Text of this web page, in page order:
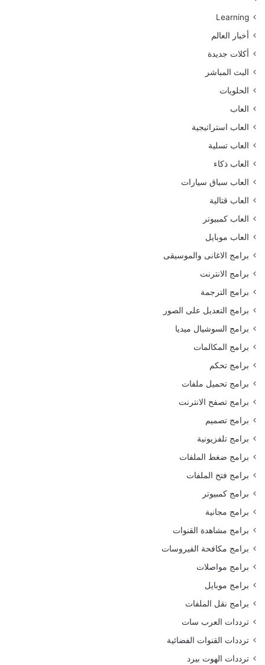
Learning
أخبار العالم
أكلات جديدة
البث المباشر
الحلويات
العاب
العاب استراتيجية
العاب تسلية
العاب ذكاء
العاب سباق سيارات
العاب قتالية
العاب كمبيوتر
العاب موبايل
برامج الاغانى والموسيقى
برامج الانترنت
برامج الترجمة
برامج التعديل على الصور
برامج السوشيال ميديا
برامج المكالمات
برامج تحكم
برامج تحميل ملفات
برامج تصفح الانترنت
برامج تصميم
برامج تلفزيونية
برامج ضغط الملفات
برامج فتح الملفات
برامج كمبيوتر
برامج مجانية
برامج مشاهدة القنوات
برامج مكافحة الفيروسات
برامج مواصلات
برامج موبايل
برامج نقل الملفات
ترددات العرب سات
ترددات القنوات الفضائية
ترددات الهوت بيرد